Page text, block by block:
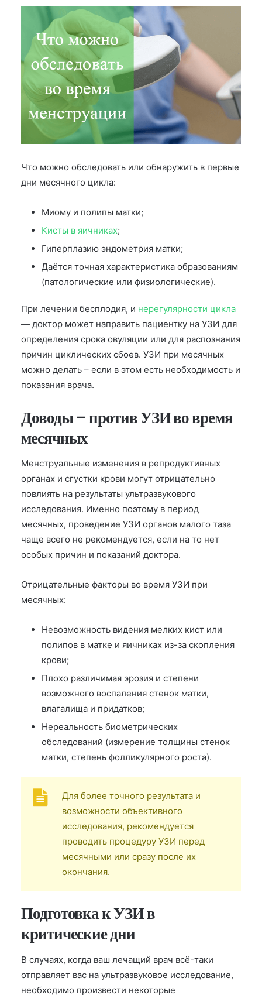
Что можно обследовать или обнаружить в первые
дни месячного цикла:
Миому и полипы матки;
Кисты в яичниках;
Гиперплазию эндометрия матки;
Даётся точная характеристика образованиям
(патологические или физиологические).
При лечении бесплодия, и нерегулярности цикла
— доктор может направить пациентку на УЗИ для
определения срока овуляции или для распознания
причин циклических сбоев. УЗИ при месячных
можно делать – если в этом есть необходимость и
показания врача.
Доводы – против УЗИ во время
месячных
Менструальные изменения в репродуктивных
органах и сгустки крови могут отрицательно
повлиять на результаты ультразвукового
исследования. Именно поэтому в период
месячных, проведение УЗИ органов малого таза
чаще всего не рекомендуется, если на то нет
особых причин и показаний доктора.
Отрицательные факторы во время УЗИ при
месячных:
Невозможность видения мелких кист или
полипов в матке и яичниках из-за скопления
крови;
Плохо различимая эрозия и степени
возможного воспаления стенок матки,
влагалища и придатков;
Нереальность биометрических
обследований (измерение толщины стенок
матки, степень фолликулярного роста).
Для более точного результата и
возможности объективного
исследования, рекомендуется
проводить процедуру УЗИ перед
месячными или сразу после их
окончания.
Подготовка к УЗИ в
критические дни
В случаях, когда ваш лечащий врач всё-таки
отправляет вас на ультразвуковое исследование,
необходимо произвести некоторые